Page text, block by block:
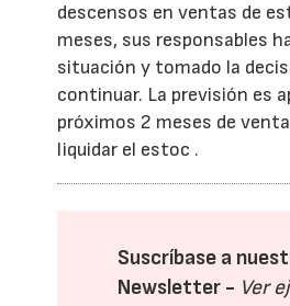
descensos en ventas de
meses, sus responsables
situación y tomado la
continuar. La previsión es
próximos 2 meses de
liquidar el estoc .
Suscríbase a
Newsletter - Ver